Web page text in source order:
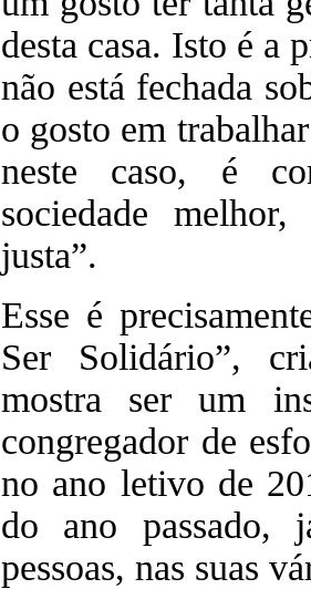
desta casa. Isto é a
não está fechada
o gosto em
neste caso, é
sociedade
justa”.
Esse é
Ser Solidário”,
mostra ser um
congregador de
no ano letivo de
do ano passado,
pessoas, nas suas